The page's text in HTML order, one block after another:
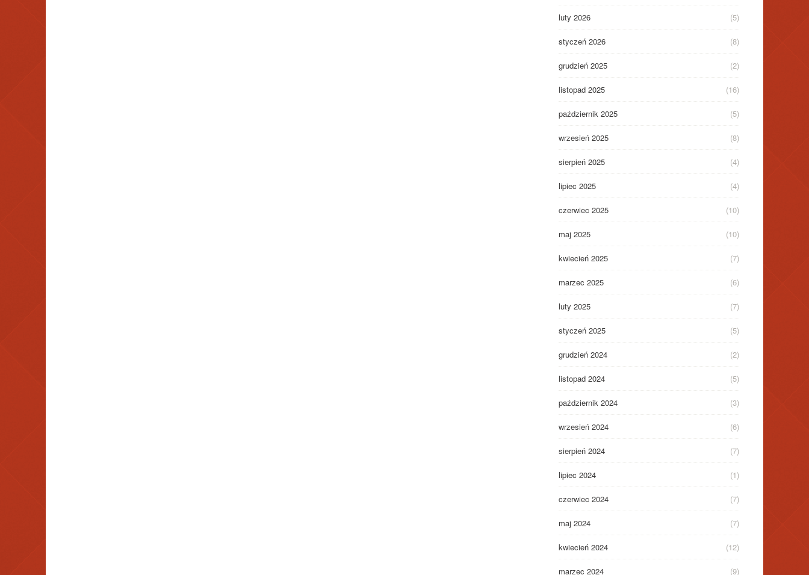
luty 2026 (5)
styczeń 2026 (8)
grudzień 2025 (2)
listopad 2025 (16)
październik 2025 (5)
wrzesień 2025 (8)
sierpień 2025 (4)
lipiec 2025 (4)
czerwiec 2025 (10)
maj 2025 (10)
kwiecień 2025 (7)
marzec 2025 (6)
luty 2025 (7)
styczeń 2025 (5)
grudzień 2024 (2)
listopad 2024 (5)
październik 2024 (3)
wrzesień 2024 (6)
sierpień 2024 (7)
lipiec 2024 (1)
czerwiec 2024 (7)
maj 2024 (7)
kwiecień 2024 (12)
marzec 2024 (9)